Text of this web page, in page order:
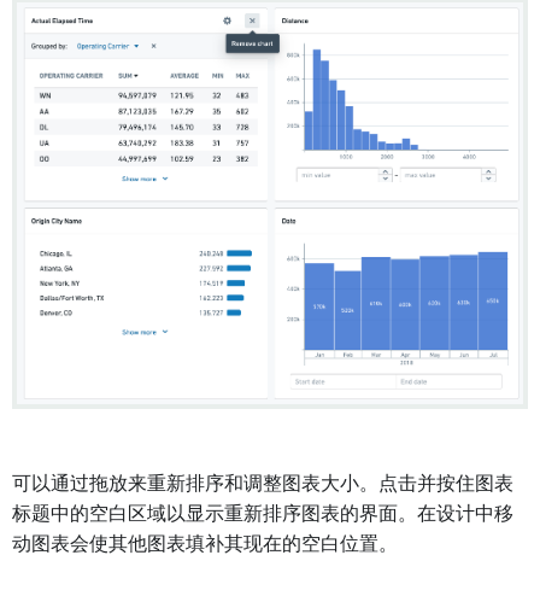
可以通过拖放来重新排序和调整图表大小。点击并按住图表
标题中的空白区域以显示重新排序图表的界面。在设计中移
动图表会使其他图表填补其现在的空白位置。